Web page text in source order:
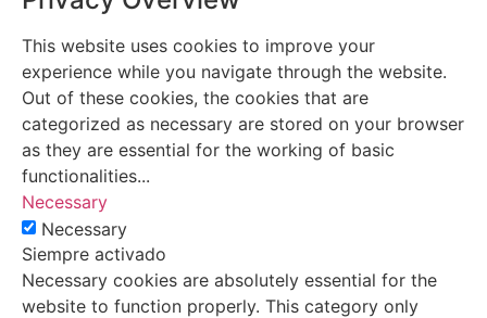
This website uses cookies to improve your
experience while you navigate through the website.
Out of these cookies, the cookies that are
categorized as necessary are stored on your browser
as they are essential for the working of basic
functionalities...
Necessary
Necessary
Siempre activado
Necessary cookies are absolutely essential for the
website to function properly. This category only